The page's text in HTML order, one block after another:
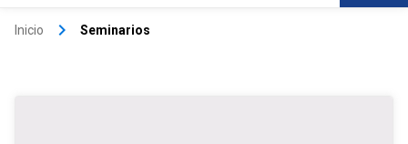
Inicio keyboard_arrow_right Seminarios